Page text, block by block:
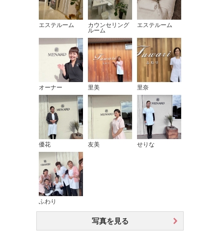
エステルーム
カウンセリング
ルーム
エステルーム
オーナー 里美 里奈
優花 友美 せりな
ふわり
写真を見る